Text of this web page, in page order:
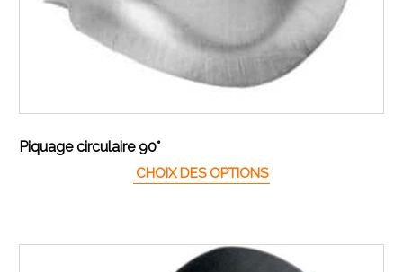
Piquage circulaire 90°
CHOIX DES OPTIONS